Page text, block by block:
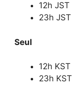
12h
23h
Seul
12h
23h